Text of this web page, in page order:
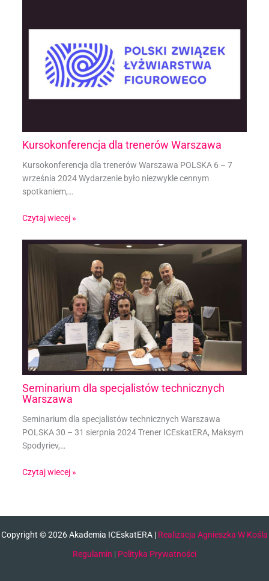
Kursokonferencja dla trenerów Warszawa
Kursokonferencja dla trenerów Warszawa POLSKA 6 – 7
września 2024 Wydarzenie było niezwykle cennym
spotkaniem,…
Czytaj wiecej »
Seminarium dla specjalistów technicznych
Warszawa
Seminarium dla specjalistów technicznych Warszawa
POLSKA 30 – 31 sierpnia 2024 Trener ICEskatERA, Maksym
Spodyriev,…
Czytaj wiecej »
Copyright © 2026 Akademia ICEskatERA | Realizacja Agnieszka W Kośla
Regulamin | Polityka Prywatności